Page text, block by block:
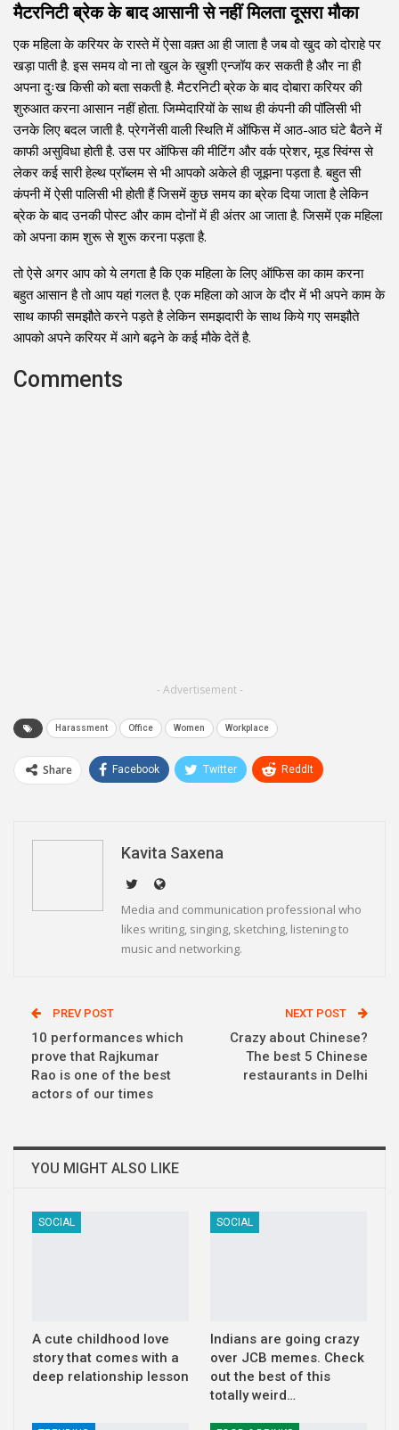
मैटरनिटी ब्रेक के बाद आसानी से नहीं मिलता दूसरा मौका
एक महिला के करियर के रास्ते में ऐसा वक़्त आ ही जाता है जब वो खुद को दोराहे पर
खड़ा पाती है. इस समय वो ना तो खुल के ख़ुशी एन्जॉय कर सकती है और ना ही
अपना दुःख किसी को बता सकती है. मैटरनिटी ब्रेक के बाद दोबारा करियर की
शुरुआत करना आसान नहीं होता. जिम्मेदारियों के साथ ही कंपनी की पॉलिसी भी
उनके लिए बदल जाती है. प्रेगनेंसी वाली स्थिति में ऑफिस में आठ-आठ घंटे बैठने में
काफी असुविधा होती है. उस पर ऑफिस की मीटिंग और वर्क प्रेशर, मूड स्विंग्स से
लेकर कई सारी हेल्थ प्रॉब्लम से भी आपको अकेले ही जूझना पड़ता है. बहुत सी
कंपनी में ऐसी पालिसी भी होती हैं जिसमें कुछ समय का ब्रेक दिया जाता है लेकिन
ब्रेक के बाद उनकी पोस्ट और काम दोनों में ही अंतर आ जाता है. जिसमें एक महिला
को अपना काम शुरू से शुरू करना पड़ता है.
तो ऐसे अगर आप को ये लगता है कि एक महिला के लिए ऑफिस का काम करना
बहुत आसान है तो आप यहां गलत है. एक महिला को आज के दौर में भी अपने काम के
साथ काफी समझौते करने पड़ते है लेकिन समझदारी के साथ किये गए समझौते
आपको अपने करियर में आगे बढ़ने के कई मौके देतें है.
Comments
- Advertisement -
Harassment Office Women Workplace
Share Facebook Twitter ReddIt
Linkedin
Kavita Saxena
Media and communication professional who
likes writing, singing, sketching, listening to
music and networking.
PREV POST
10 performances which
prove that Rajkumar
Rao is one of the best
actors of our times
NEXT POST
Crazy about Chinese?
The best 5 Chinese
restaurants in Delhi
YOU MIGHT ALSO LIKE
SOCIAL
A cute childhood love
story that comes with a
deep relationship lesson
SOCIAL
Indians are going crazy
over JCB memes. Check
out the best of this
totally weird…